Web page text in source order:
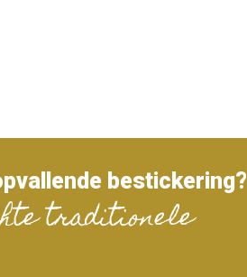
bestickering?
traditionele